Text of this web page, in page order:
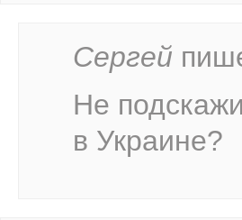
Сергей
Не
в Украине?